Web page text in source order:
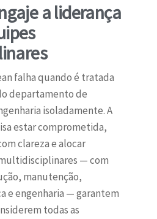
a liderança
falha quando é tratada
departamento de
isoladamente. A
estar comprometida,
clareza e alocar
— com
manutenção,
e engenharia — garantem
todas as